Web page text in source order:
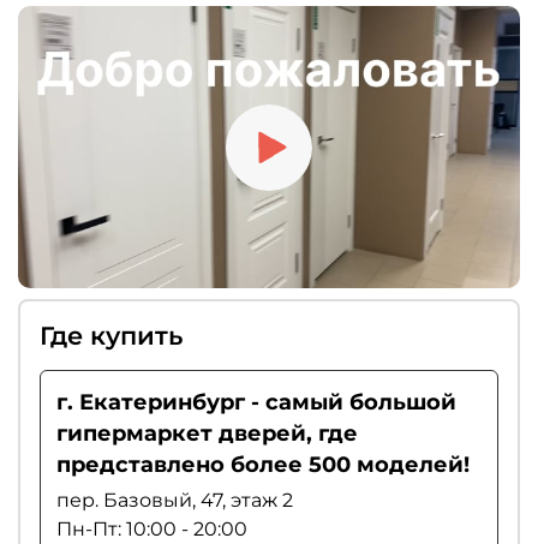
Где купить
г. Екатеринбург - самый большой
гипермаркет дверей, где
представлено более 500 моделей!
пер. Базовый, 47, этаж 2
Пн-Пт: 10:00 - 20:00